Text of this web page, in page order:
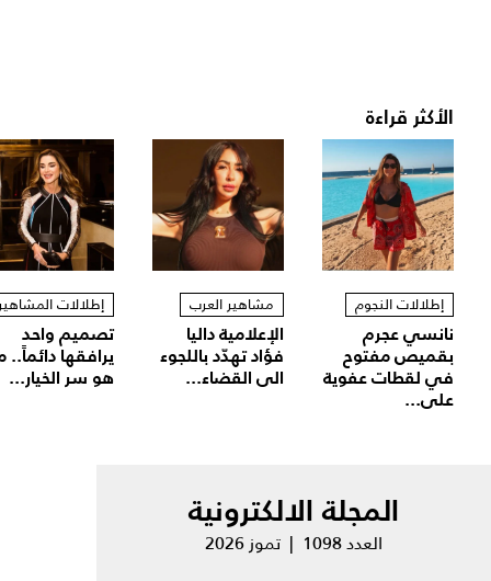
الأكثر قراءة
إطلالات النجوم
نانسي عجرم
بقميص مفتوح
في لقطات عفوية
على...
مشاهير العرب
الإعلامية داليا
فؤاد تهدّد باللجوء
الى القضاء...
إطلالات
تصميم واحد
يرافقها دائماً..
هو سر الخيار...
المجلة الالكترونية
العدد 1098 | تموز 2026